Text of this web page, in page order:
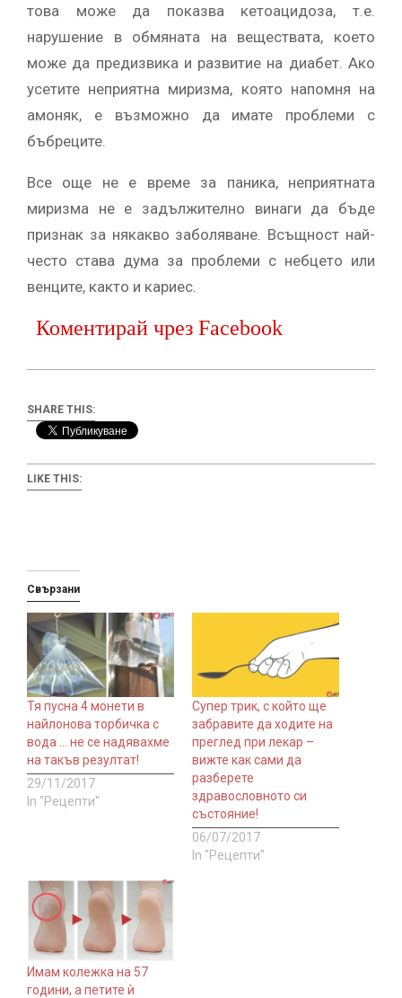
това може да показва кетоацидоза, т.е.
нарушение в обмяната на веществата, което
може да предизвика и развитие на диабет. Ако
усетите неприятна миризма, която напомня на
амоняк, е възможно да имате проблеми с
бъбреците.
Все още не е време за паника, неприятната
миризма не е задължително винаги да бъде
признак за някакво заболяване. Всъщност най-
често става дума за проблеми с небцето или
венците, както и кариес.
Коментирай чрез Facebook
SHARE THIS:
LIKE THIS:
Свързани
Тя пусна 4 монети в
найлонова торбичка с
вода … не се надявахме
на такъв резултат!
29/11/2017
In "Рецепти"
Супер трик, с който ще
забравите да ходите на
преглед при лекар –
вижте как сами да
разберете
здравословното си
състояние!
06/07/2017
In "Рецепти"
Имам колежка на 57
години, а петите ѝ